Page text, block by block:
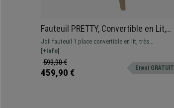
Fauteuil PRETTY, Convertible en Lit,
Confortable et Fonctionnel, en Tissu,
Gris Foncé
Joli fauteuil 1 place convertible en lit, très
confortable, tissu gris foncé
[+Info]
599,90 €
459,90 € Envoi GRATUIT